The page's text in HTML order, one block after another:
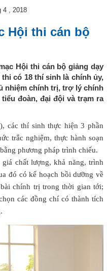
4 , 2018
Hội thi cán bộ
Hội thi cán bộ giảng dạy
có 18 thí sinh là chính ủy,
nhiệm chính trị, trợ lý chính
đoàn, đại đội và trạm ra
các thí sinh thực hiện 3 phần
trắc nghiệm, thực hành soạn
phương pháp trình chiếu.
chất lượng, khả năng, trình
đó có kế hoạch bồi dưỡng về
chính trị trong thời gian tới;
các đồng chí có thành tích